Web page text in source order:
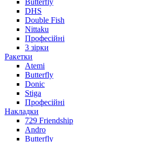
Butterfly
DHS
Double Fish
Nittaku
Професійні
3 зірки
Ракетки
Atemi
Butterfly
Donic
Stiga
Професійні
Накладки
729 Friendship
Andro
Butterfly